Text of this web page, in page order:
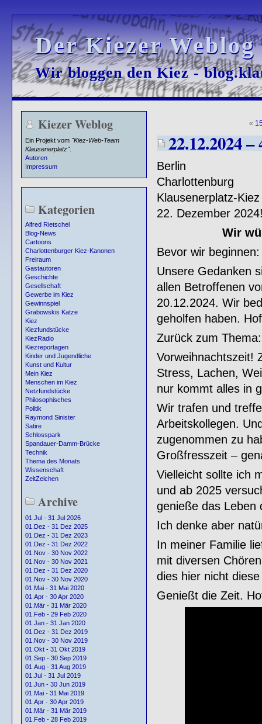
Der Kiezer
Der Kiezer
Wir bloggen den Kiez -
Wir bloggen den Kiez -
Kiezer Weblog
Ein Projekt vom "Kiez-Web-Team
Klausenerplatz".
Autoren
Impressum
Kategorien
Alfred Rietschel
Blog-News
Cartoons
Charlottenburger Kiez-Kanonen
Freiraum
Gastautoren
Geschichte
Gesellschaft
Gewerbe im Kiez
Gewinnspiel
Grabowskis Katze
Kiez
Kiezfundstücke
KiezRadio
Kiezreportagen
Kinder und Jugendliche
Kunst und Kultur
Mein Kiez
Menschen im Kiez
Netzfundstücke
Philosophisches
Politik
Raymond Sinister
Satire
Schlosspark
Spandauer-Damm-Brücke
Technik
Thema des Monats
Wissenschaft
ZeitZeichen
Archive
01.Jul - 31 Jul 2026
01.Dez - 31 Dez 2025
01.Dez - 31 Dez 2023
01.Dez - 31 Dez 2022
01.Nov - 30 Nov 2022
01.Nov - 30 Nov 2021
01.Dez - 31 Dez 2020
01.Nov - 30 Nov 2020
01.Mai - 31 Mai 2020
01.Apr - 30 Apr 2020
01.Mär - 31 Mär 2020
01.Feb - 29 Feb 2020
01.Jan - 31 Jan 2020
01.Dez - 31 Dez 2019
01.Nov - 30 Nov 2019
01.Okt - 31 Okt 2019
01.Sep - 30 Sep 2019
01.Aug - 31 Aug 2019
01.Jul - 31 Jul 2019
01.Jun - 30 Jun 2019
01.Mai - 31 Mai 2019
01.Apr - 30 Apr 2019
01.Mär - 31 Mär 2019
01.Feb - 28 Feb 2019
«
22.12.2024
Berlin
Charlottenburg
Klausenerplatz-Kiez
22. Dezember
Wir
Bevor wir beginnen:
Unsere Gedanken
allen Betroffenen
20.12.2024. Wir
geholfen haben.
Zurück zum Thema:
Vorweihnachtszeit!
Stress, Lachen,
nur kommt alles in
Wir trafen und
Arbeitskollegen.
zugenommen zu
Großfresszeit –
Vielleicht sollte ich
und ab 2025
genieße das Leben
Ich denke aber
In meiner Familie
mit diversen
dies hier nicht
Genießt die Zeit.